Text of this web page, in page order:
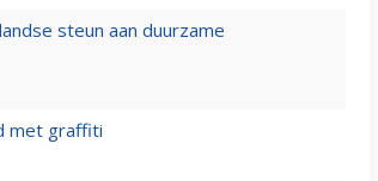
steun aan duurzame
met graffiti